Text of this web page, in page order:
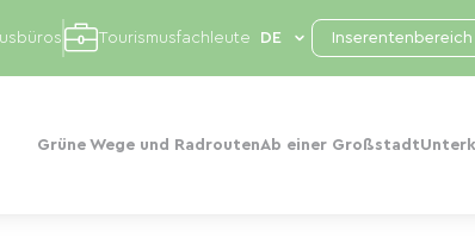
Grüne Wege und RadroutenAb einer Großstadt
Tourismusfachleute Inserentenbereich